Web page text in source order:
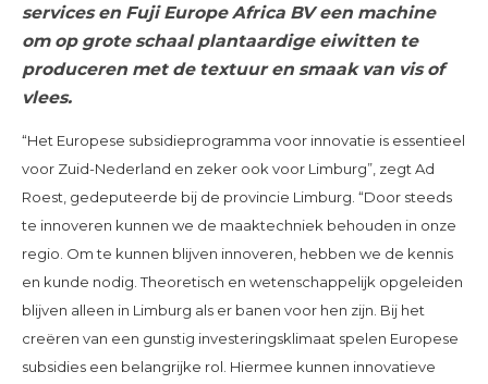
services en Fuji Europe Africa BV een machine
om op grote schaal plantaardige eiwitten te
produceren met de textuur en smaak van vis of
vlees.
“Het Europese subsidieprogramma voor innovatie is essentieel
voor Zuid-Nederland en zeker ook voor Limburg”, zegt Ad
Roest, gedeputeerde bij de provincie Limburg. “Door steeds
te innoveren kunnen we de maaktechniek behouden in onze
regio. Om te kunnen blijven innoveren, hebben we de kennis
en kunde nodig. Theoretisch en wetenschappelijk opgeleiden
blijven alleen in Limburg als er banen voor hen zijn. Bij het
creëren van een gunstig investeringsklimaat spelen Europese
subsidies een belangrijke rol. Hiermee kunnen innovatieve